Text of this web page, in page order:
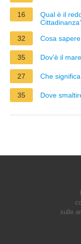
16
Qual è il
32
Cosa
35 Dov'è il
27 Che
35 Dove
sulle